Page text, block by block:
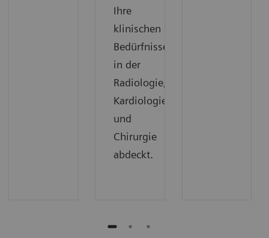
Ihre
klinischen
Bedürfnisse
in der
Radiologie,
Kardiologie
und
Chirurgie
abdeckt.